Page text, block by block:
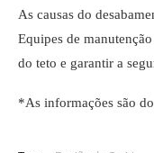
As causas do
Equipes de
do teto e garantir a
*As informações são